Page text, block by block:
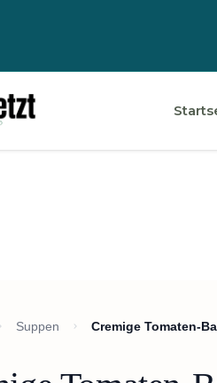
Suppen Cremige Tomaten-